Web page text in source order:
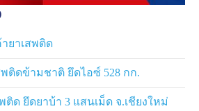
ยาเสพติด
ติดข้ามชาติ ยึดไอซ์ 528 กก.
ด ยึดยาบ้า 3 แสนเม็ด จ.เชียงใหม่